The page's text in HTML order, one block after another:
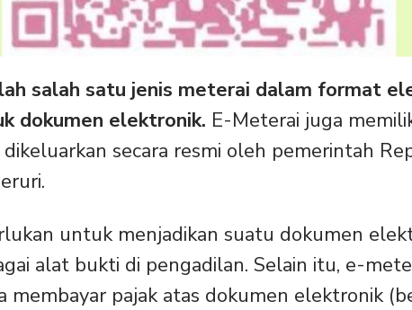
salah satu jenis meterai dalam format
dokumen elektronik. E-Meterai juga
secara resmi oleh pemerintah
untuk menjadikan suatu dokumen
alat bukti di pengadilan. Selain itu, e-
membayar pajak atas dokumen elektronik